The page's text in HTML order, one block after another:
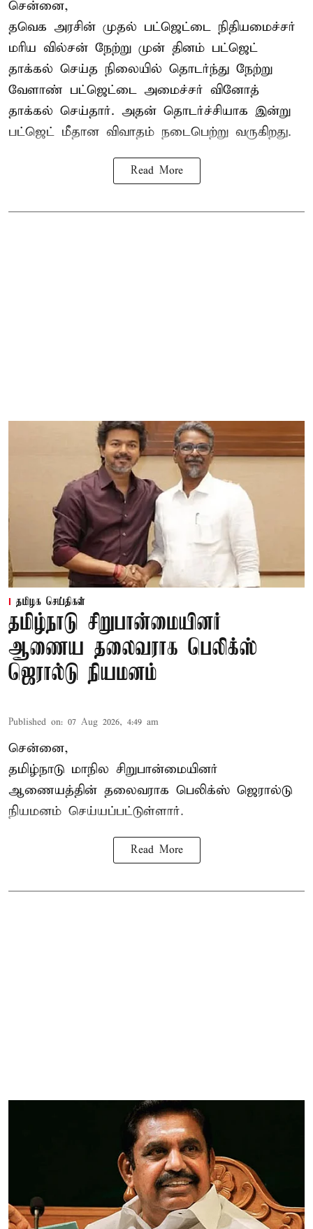
சென்னை,
தவெக அரசின் முதல் பட்ஜெட்டை நிதியமைச்சர்
மரிய வில்சன் நேற்று முன் தினம் பட்ஜெட்
தாக்கல் செய்த நிலையில் தொடர்ந்து நேற்று
வேளாண் பட்ஜெட்டை அமைச்சர் வினோத்
தாக்கல் செய்தார். அதன் தொடர்ச்சியாக இன்று
பட்ஜெட் மீதான விவாதம் நடைபெற்று வருகிறது.
Read More
தமிழக செய்திகள்
தமிழ்நாடு சிறுபான்மையினர்
ஆணைய தலைவராக பெலிக்ஸ்
ஜெரால்டு நியமனம்
Published on: 07 Aug 2026, 4:49 am
சென்னை,
தமிழ்நாடு மாநில சிறுபான்மையினர்
ஆணையத்தின் தலைவராக பெலிக்ஸ் ஜெரால்டு
நியமனம் செய்யப்பட்டுள்ளார்.
Read More